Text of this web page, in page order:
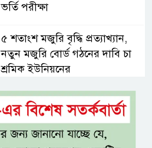
ভর্তি পরীক্ষা
৫ শতাংশ মজুরি বৃদ্ধি প্রত্যাখ্যান,
নতুন মজুরি বোর্ড গঠনের দাবি চা
শ্রমিক ইউনিয়নের
টাঙ্গাইল জেলা পরিষদের উদ্যোগে
২৩ লাখ টাকার আর্থিক অনুদানের
চেক বিতরণ